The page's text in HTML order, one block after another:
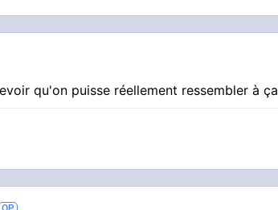
qu'on puisse réellement ressembler à ça